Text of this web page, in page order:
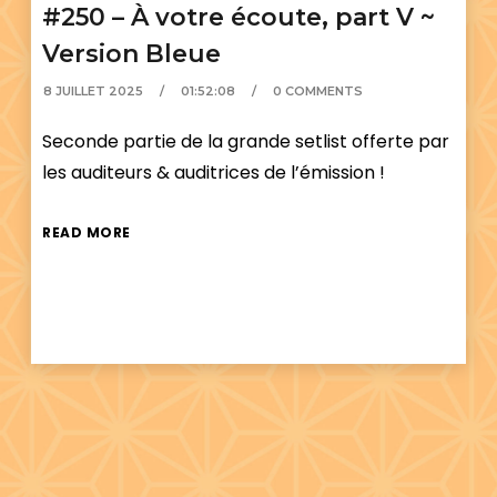
#250 – À votre écoute, part V ~
Version Bleue
8 JUILLET 2025 01:52:08 0 COMMENTS
Seconde partie de la grande setlist offerte par
les auditeurs & auditrices de l’émission !
READ MORE